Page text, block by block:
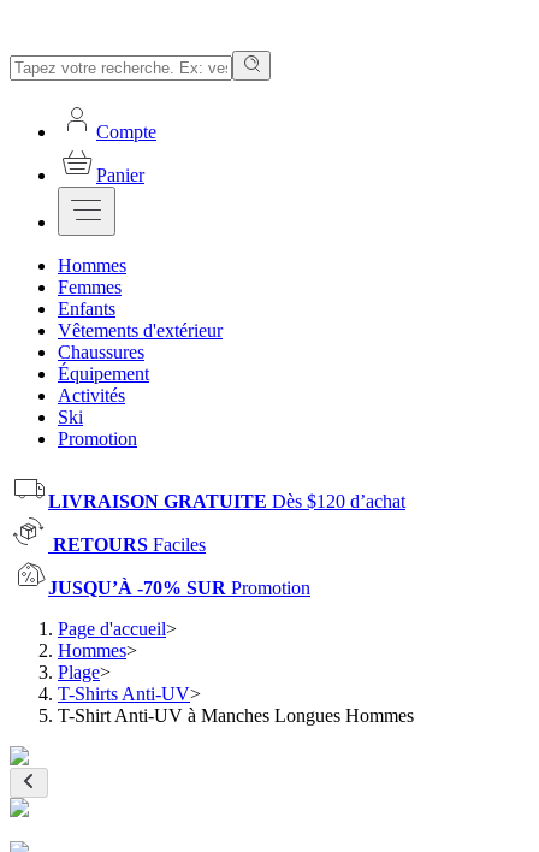
Compte
Panier
Hommes
Femmes
Enfants
Vêtements d'extérieur
Chaussures
Équipement
Activités
Ski
Promotion
LIVRAISON GRATUITE Dès $120 d’achat
RETOURS Faciles
JUSQU’À -70% SUR Promotion
Page d'accueil>
Hommes>
Plage>
T-Shirts Anti-UV>
T-Shirt Anti-UV à Manches Longues Hommes